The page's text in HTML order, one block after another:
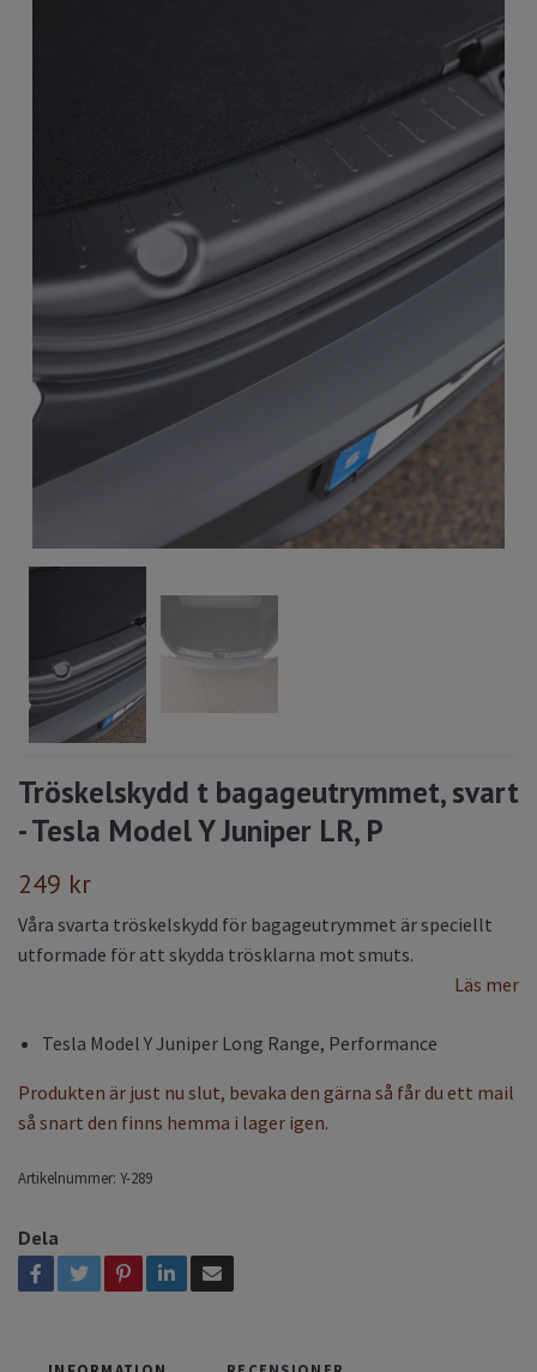
Tröskelskydd t bagageutrymmet, svart
- Tesla Model Y Juniper LR, P
249 kr
Våra svarta tröskelskydd för bagageutrymmet är speciellt
utformade för att skydda trösklarna mot smuts.
Läs mer
Tesla Model Y Juniper Long Range, Performance
Produkten är just nu slut, bevaka den gärna så får du ett mail
så snart den finns hemma i lager igen.
Artikelnummer: Y-289
Dela